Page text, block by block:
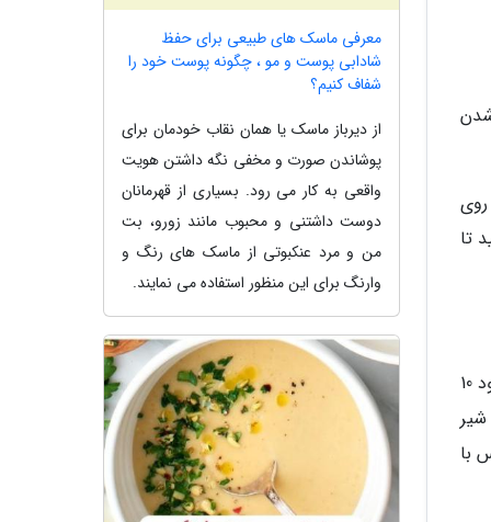
و 15 دقیقه صبر کنید تا
اگر از طعم شیر خوشتان نمی آید، می توانید، تکه ای پنبه را به شیر آغشته نموده و بر روی خطوط پنجه کلاغی بمالید. حدود 10
سپس با
معرفی ماسک های طبیعی برای حفظ
شادابی پوست و مو ، چگونه پوست خود را
شفاف کنیم؟
از دیرباز ماسک یا همان نقاب خودمان برای
پوشاندن صورت و مخفی نگه داشتن هویت
واقعی به کار می رود. بسیاری از قهرمانان
دوست داشتنی و محبوب مانند زورو، بت
من و مرد عنکبوتی از ماسک های رنگ و
وارنگ برای این منظور استفاده می نمایند.